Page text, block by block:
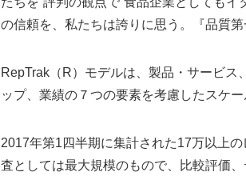
の信頼を、私たちは誇りに思う。『品質
RepTrak（R）モデルは、製品・サービ
ップ、業績の７つの要素を考慮したスケ
2017年第1四半期に集計された17万以上
査としては最大規模のもので、比較評価